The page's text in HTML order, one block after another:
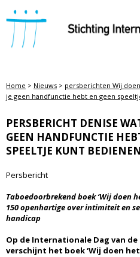
STICHTING INTERMOBIEL
Home > Nieuws > persberichten Wij
je geen handfunctie hebt en geen
PERSBERICHT DENISE
GEEN HANDFUNCTIE
SPEELTJE KUNT
Persbericht
Taboedoorbrekend boek ‘Wij doen
150 openhartige over intimiteit en
handicap
Op de Internationale Dag van de
verschijnt het boek ‘Wij doen